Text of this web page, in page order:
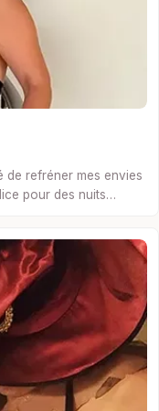
de refréner mes envies
pour des nuits